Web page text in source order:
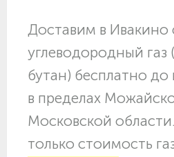
Доставим в
углеводородный газ
бутан) бесплатно до
в пределах
Московской
только стоимость